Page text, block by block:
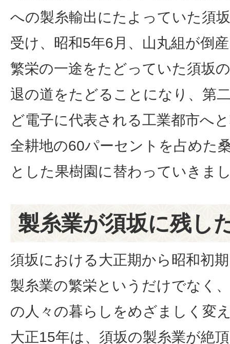
への製糸輸出にたよっていた須
受け、昭和5年6月、山丸組が倒
繁栄の一途をたどっていた須坂
退の道をたどることになり、第
ど電子に代表される工業都市へ
全耕地の60パーセントを占めた
とした果樹園に替わっていきま
製糸業が須坂に残し
須坂における大正期から昭和初
製糸業の繁栄というだけでなく
の人々の暮らしをめざましく変
大正15年は、須坂の製糸業が絶